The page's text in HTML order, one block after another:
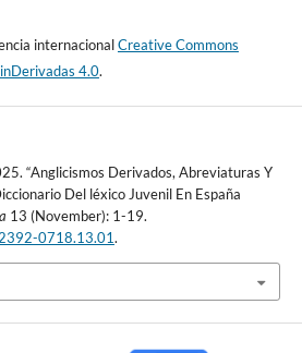
internacionalCreative Commons
4.0.
“Anglicismos Derivados, Abreviaturas Y
Del léxico Juvenil En España
13 (November): 1-19.
0718.13.01.